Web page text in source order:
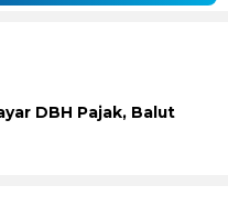
DBH Pajak, Balut